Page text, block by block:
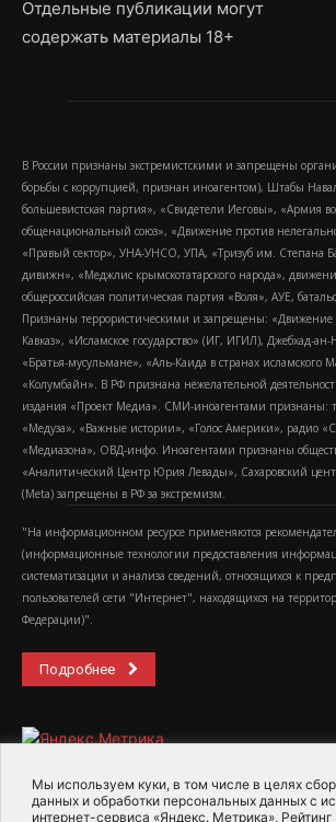
Мы используем куки, в том числе в целях
данных и обработки персональных данных с
интернет-сервиса «Яндекс. Метрика»,
Отдельные публикации могут
содержать материалы 18+
В России признаны экстремистскими и запрещены
борьбы с коррупцией, признан иноагентом), Штабы
большевистская партия», «Свидетели Иеговы», «Армия
общенациональный союз», «Движение против
«Правый сектор», УНА-УНСО, УПА, «Тризуб им. Степана
дивижн», «Меджлис крымскотатарского народа»,
общероссийская политическая партия «Воля», АУЕ,
Признаны террористическими и запрещены: «Движение
Кавказ», «Исламское государство» (ИГ, ИГИЛ), Джебхад-
«Братья-мусульмане», «Аль-Каида в странах исламского
«Колумбайн». В РФ признана нежелательной
издания «Проект Медиа». СМИ-иноагентами признаны:
«Медуза», «Важные истории», «Голос Америки», радио
«Медиазона», ОВД-инфо. Иноагентами признаны
«Аналитический Центр Юрия Левады», Сахаровский
(Metа) запрещены в РФ за экстремизм.
"На информационном ресурсе применяются
(информационные технологии предоставления
систематизации и анализа сведений, относящихся к
пользователей сети "Интернет", находящихся на
Федерации)".
Подробнее